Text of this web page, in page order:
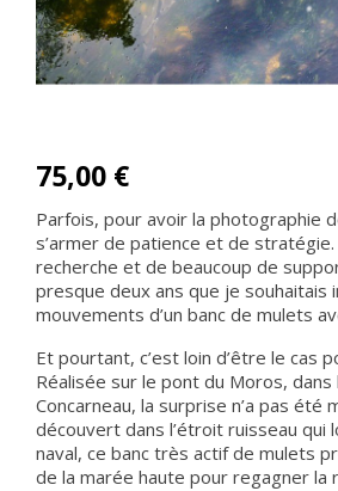
75,00 €
Parfois, pour avoir la photographie
s’armer de patience et de
recherche et de beaucoup de
presque deux ans que je souhaitais
mouvements d’un banc de mulets
Et pourtant, c’est loin d’être le cas
Réalisée sur le pont du Moros, dans
Concarneau, la surprise n’a pas été
découvert dans l’étroit ruisseau qui
naval, ce banc très actif de mulets
de la marée haute pour regagner la